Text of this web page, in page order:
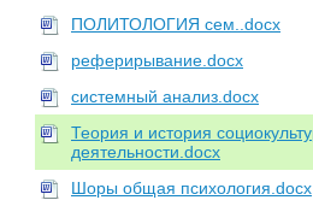
ПОЛИТОЛОГИЯ сем..docx
реферирывание.docx
системный анализ.docx
Теория и история
деятельности.docx
Шоры общая психология.docx